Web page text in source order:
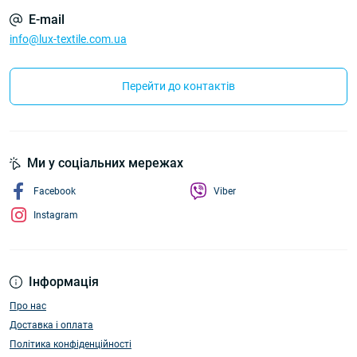
E-mail
info@lux-textile.com.ua
Перейти до контактів
Інформація
Про нас
Доставка і оплата
Політика конфіденційності
Ми у соціальних мережах
Facebook
Instagram
Viber